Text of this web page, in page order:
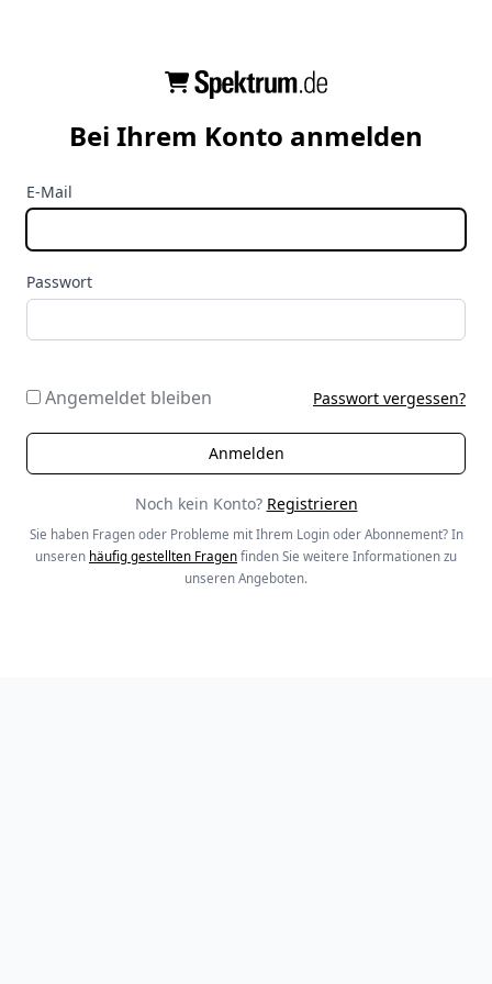
Bei Ihrem Konto anmelden
E-Mail
Passwort
Angemeldet bleiben Passwort vergessen?
Noch kein Konto? Registrieren
Sie haben Fragen oder Probleme mit Ihrem Login oder Abonnement? In
unseren häufig gestellten Fragen finden Sie weitere Informationen zu
unseren Angeboten.